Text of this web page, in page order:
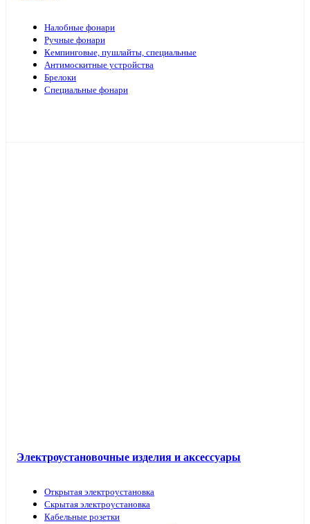
Налобные фонари
Ручные фонари
Кемпинговые, пушлайты, специальные
Антимоскитные устройства
Брелоки
Специальные фонари
Электроустановочные изделия и аксессуары
Открытая электроустановка
Скрытая электроустановка
Кабельные розетки